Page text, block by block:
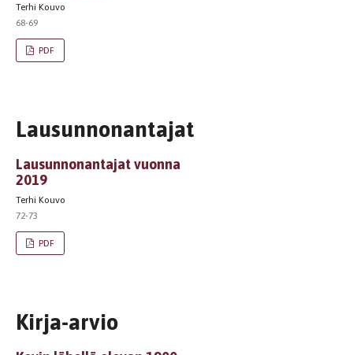
Terhi Kouvo
68-69
PDF
Lausunnonantajat
Lausunnonantajat vuonna
2019
Terhi Kouvo
72-73
PDF
Kirja-arvio